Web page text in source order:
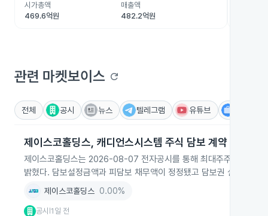
시가총액
469.6억원
매출액
482.2억원
관련 마켓보이스 refresh
전체 공시 뉴스 텔레그램 유튜브
제이스코홀딩스, 캐디언스시스템 주식 담보 계약
제이스코홀딩스는 2026-08-07 전자공시를 통해 최대주주 캐디언
밝혔다. 담보설정금액과 피담보 채무액이 정정됐고 담보권 실행 시
제이스코홀딩스 0.00%
공시 |1일 전